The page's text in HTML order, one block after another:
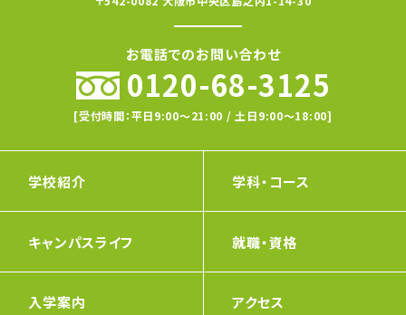
お電話でのお問い合わせ
0120-68-3125
[受付時間：平日9:00〜21:00 / 土日9:00〜18:00]
学校紹介 学科・コース
キャンパスライフ 就職・資格
入学案内 アクセス